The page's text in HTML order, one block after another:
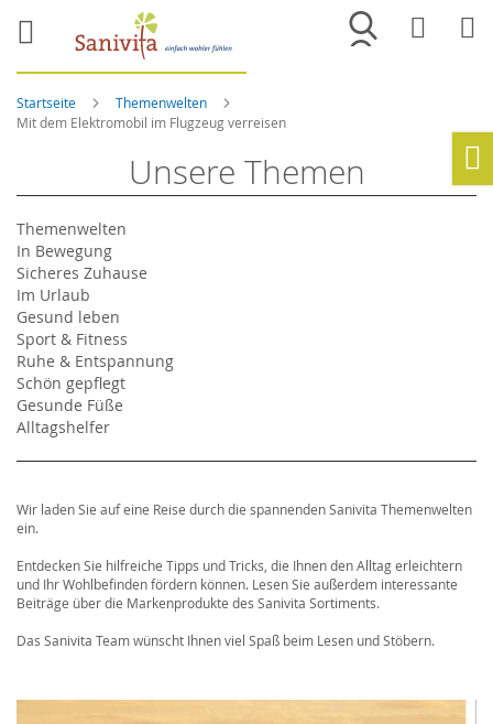
Merkliste
Startseite
Themenwelten
Mit dem Elektromobil im Flugzeug verreisen
Unsere Themen
Themenwelten
In Bewegung
Sicheres Zuhause
Im Urlaub
Gesund leben
Sport & Fitness
Ruhe & Entspannung
Schön gepflegt
Gesunde Füße
Alltagshelfer
Wir laden Sie auf eine Reise durch die spannenden Sanivita Themenwelten
ein.
Entdecken Sie hilfreiche Tipps und Tricks, die Ihnen den Alltag erleichtern
und Ihr Wohlbefinden fördern können. Lesen Sie außerdem interessante
Beiträge über die Markenprodukte des Sanivita Sortiments.
Das Sanivita Team wünscht Ihnen viel Spaß beim Lesen und Stöbern.